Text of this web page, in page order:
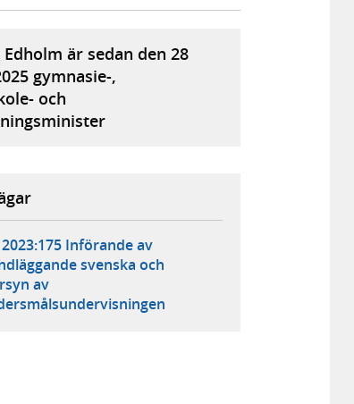
är sedan den 28
gymnasie-,
och
Införande av
svenska och
av